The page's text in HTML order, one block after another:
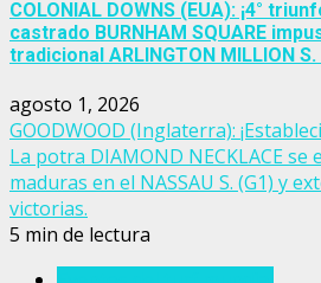
COLONIAL DOWNS (EUA): ¡4°
castrado BURNHAM SQUARE
tradicional ARLINGTON MILLION S.
agosto 1, 2026
GOODWOOD (Inglaterra):
La potra DIAMOND NECKLACE
maduras en el NASSAU S. (G1) y
victorias.
5 min de lectura